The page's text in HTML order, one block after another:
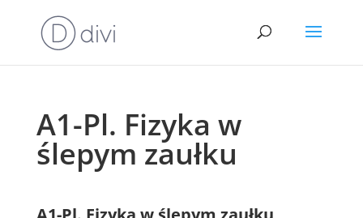
A1-Pl. Fizyka w
ślepym zaułku